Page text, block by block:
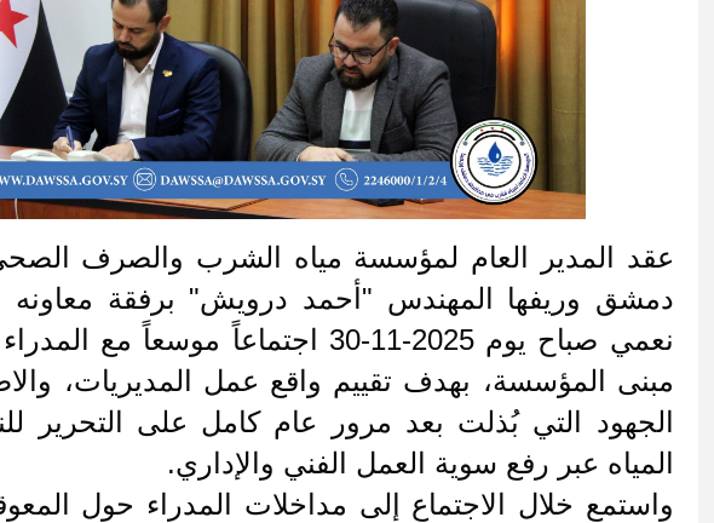
عقد المدير العام لمؤسسة مياه الشرب والصرف
دمشق وريفها المهندس "أحمد درويش" برفقة معاونه
نعمي صباح يوم 2025-11-30 اجتماعاً موسعاً مع المدراء
مبنى المؤسسة، بهدف تقييم واقع عمل المديريات،
الجهود التي بُذلت بعد مرور عام كامل على التحرير
المياه عبر رفع سوية العمل الفني والإداري.
واستمع خلال الاجتماع إلى مداخلات المدراء حول